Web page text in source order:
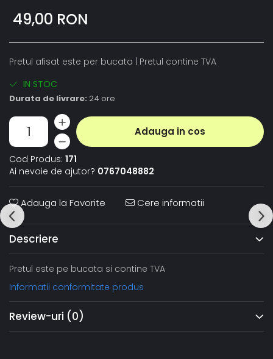
49,00 RON
Pretul afisat este per bucata | Pretul contine TVA
IN STOC
Durata de livrare: 24 ore
Adauga in cos
Cod Produs: 171
Ai nevoie de ajutor? 0767048882
Adauga la Favorite Cere informatii
Descriere
Pretul este pe bucata si contine TVA
Informatii conformitate produs
Review-uri (0)